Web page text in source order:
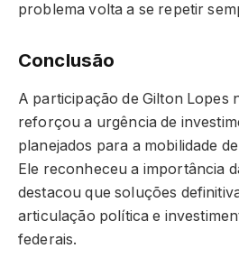
problema volta a se repetir
Conclusão
A participação de Gilton Lopes
reforçou a urgência de
planejados para a mobilidade
Ele reconheceu a importância
destacou que soluções
articulação política e
federais.